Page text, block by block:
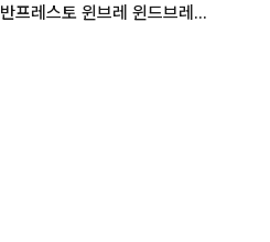
반프레스토 윈브레 윈드브레이커 누들스토퍼 우메미야 피규어 판매